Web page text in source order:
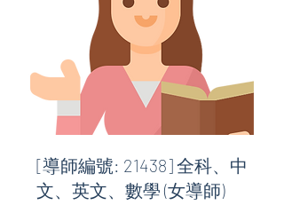
[導師編號: 21438] 全科、中
文、英文、數學 (女導師)